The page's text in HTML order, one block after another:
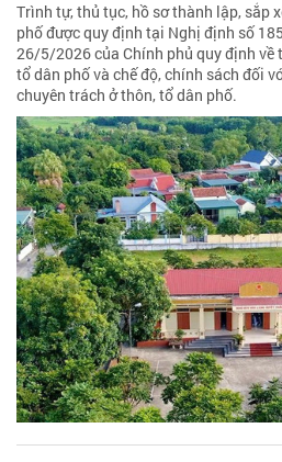
Trình tự, thủ tục, hồ sơ thành lập, sắp
phố được quy định tại Nghị định số
26/5/2026 của Chính phủ quy định về
tổ dân phố và chế độ, chính sách đối
chuyên trách ở thôn, tổ dân phố.